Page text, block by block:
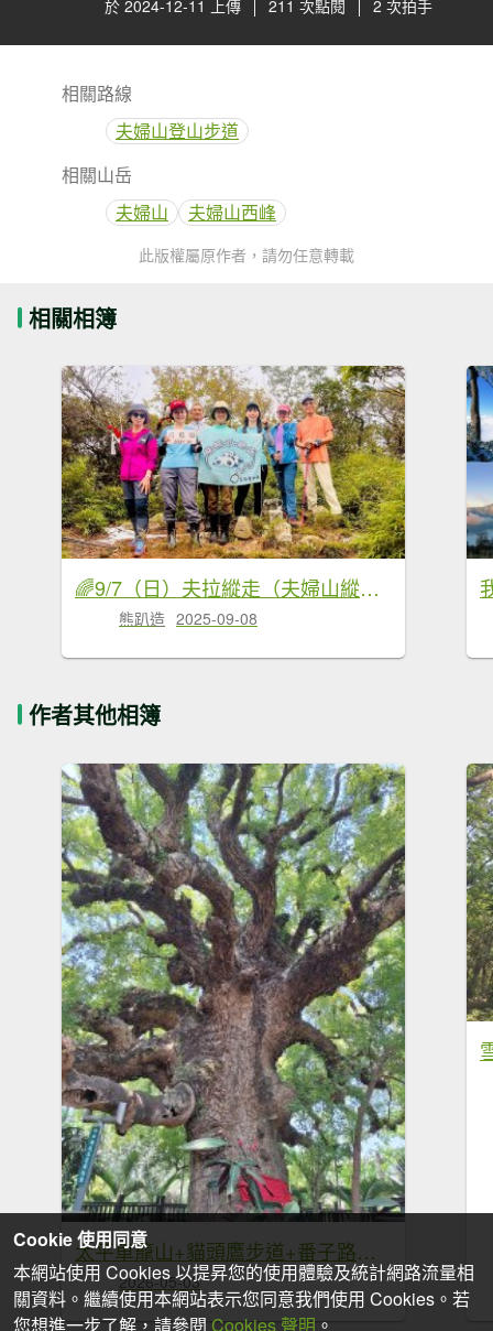
於 2024-12-11 上傳 211 次點閱 2 次拍手
相關路線
夫婦山登山步道
相關山岳
夫婦山
夫婦山西峰
此版權屬原作者，請勿任意轉載
相關相簿
🌈9/7（日）夫拉縱走（夫婦山縱走拉拉山）✨FB：熊熊趴爬走🌈
熊趴造 2025-09-08
作者其他相簿
太平車籠山+貓頭鷹步道+番子路山+豬槽山20260502
2026-05-03
Cookie 使用同意
本網站使用 Cookies 以提昇您的使用體驗及統計網路流量相
關資料。繼續使用本網站表示您同意我們使用 Cookies。若
您想進一步了解，請參閱 Cookies 聲明 。